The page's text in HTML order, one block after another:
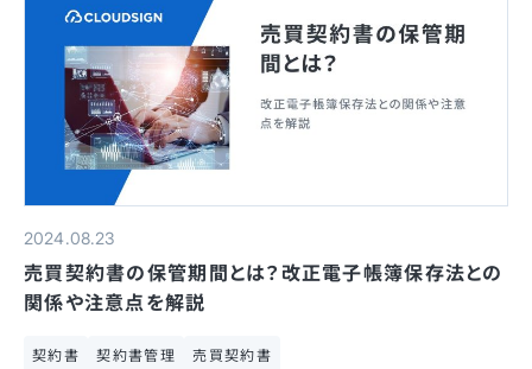
2024.08.23
売買契約書の保管期間とは？改正電子帳簿保存法との
関係や注意点を解説
契約書 契約書管理 売買契約書